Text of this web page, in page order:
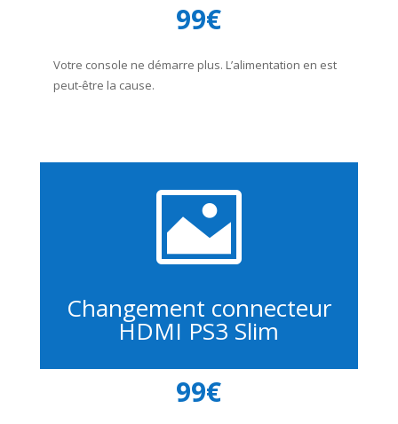
99€
Votre console ne démarre plus. L’alimentation en est
peut-être la cause.

Changement connecteur
HDMI PS3 Slim
99€